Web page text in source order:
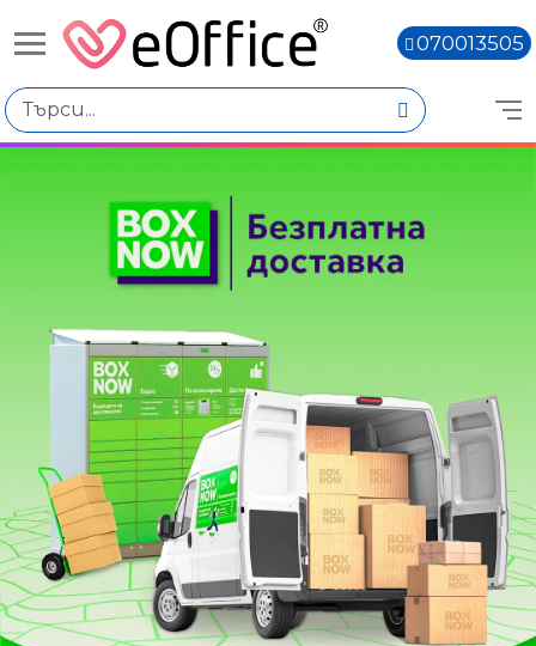
070013505
Избери по
Цена
€30.01 - €40.00
€50.03 - €60.02
€60.04 - €70.03
€70.05 - €80.04
Bluering
Haopu
LJ
Olympia
Формат
A3